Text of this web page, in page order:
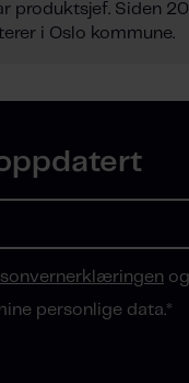
produktsjef. Siden
i Oslo kommune.
personlige data.*